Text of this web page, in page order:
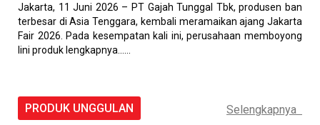
Jakarta, 11 Juni 2026 – PT Gajah Tunggal Tbk, produsen ban
terbesar di Asia Tenggara, kembali meramaikan ajang Jakarta
Fair 2026. Pada kesempatan kali ini, perusahaan memboyong
lini produk lengkapnya......
PRODUK UNGGULAN Selengkapnya